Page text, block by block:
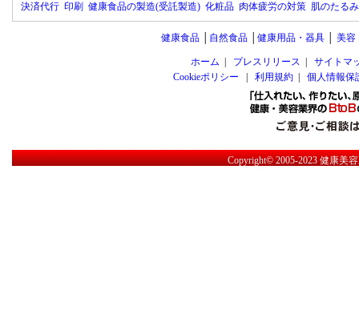
決済代行 印刷 健康食品の製造(受託製造) 化粧品 肉体疲労の対策 肌のたる
健康食品│ 自然食品│ 健康用品・器具│ 美容
ホーム プレスリリース
サイトマ
Cookieポリシー
利用規約| 個人情報保
Copyright© 2005-2023健康美